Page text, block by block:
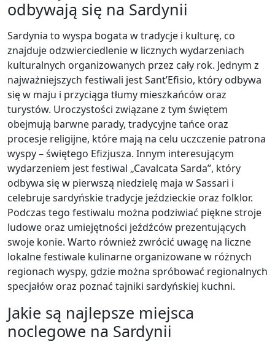
odbywają się na Sardynii
Sardynia to wyspa bogata w tradycje i kulturę, co
znajduje odzwierciedlenie w licznych wydarzeniach
kulturalnych organizowanych przez cały rok. Jednym z
najważniejszych festiwali jest Sant’Efisio, który odbywa
się w maju i przyciąga tłumy mieszkańców oraz
turystów. Uroczystości związane z tym świętem
obejmują barwne parady, tradycyjne tańce oraz
procesje religijne, które mają na celu uczczenie patrona
wyspy – świętego Efizjusza. Innym interesującym
wydarzeniem jest festiwal „Cavalcata Sarda”, który
odbywa się w pierwszą niedzielę maja w Sassari i
celebruje sardyńskie tradycje jeździeckie oraz folklor.
Podczas tego festiwalu można podziwiać piękne stroje
ludowe oraz umiejętności jeźdźców prezentujących
swoje konie. Warto również zwrócić uwagę na liczne
lokalne festiwale kulinarne organizowane w różnych
regionach wyspy, gdzie można spróbować regionalnych
specjałów oraz poznać tajniki sardyńskiej kuchni.
Jakie są najlepsze miejsca
noclegowe na Sardynii